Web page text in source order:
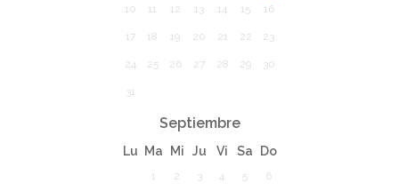
10 11 12 13 14 15 16
17 18 19 20 21 22 23
24 25 26 27 28 29 30
31
Septiembre
Lu Ma Mi Ju Vi Sa Do
1 2 3 4 5 6